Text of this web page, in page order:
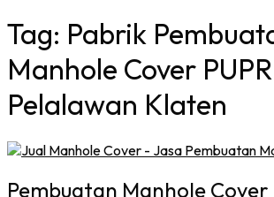
Tag: Pabrik
Manhole Cover PUPR
Pelalawan Klaten
Pembuatan Manhole Cover